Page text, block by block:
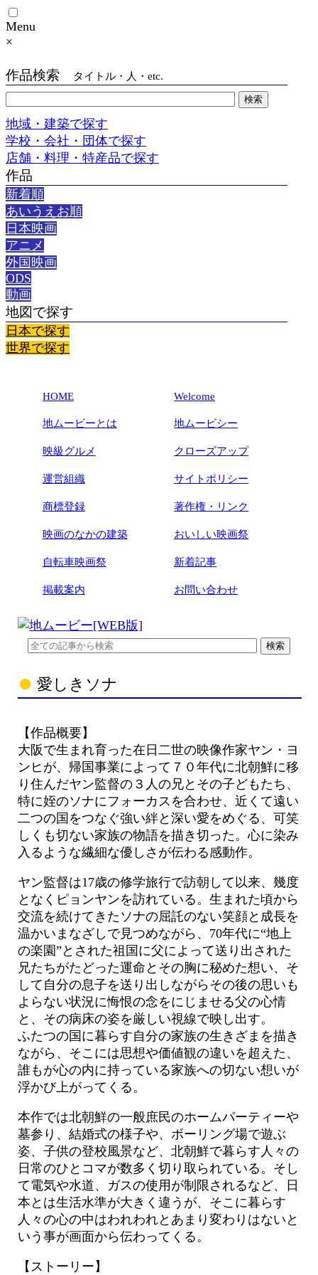
Menu
×
作品検索 タイトル・人・etc.
地域・建築で探す
学校・会社・団体で探す
店舗・料理・特産品で探す
作品
新着順
あいうえお順
日本映画
アニメ
外国映画
ODS
動画
地図で探す
日本で探す
世界で探す
HOME Welcome
地ムービーとは 地ムービシー
映級グルメ クローズアップ
運営組織 サイトポリシー
商標登録 著作権・リンク
映画のなかの建築 おいしい映画祭
自転車映画祭 新着記事
掲載案内 お問い合わせ
愛しきソナ
【作品概要】
大阪で生まれ育った在日二世の映像作家ヤン・ヨ
ンヒが、帰国事業によって７０年代に北朝鮮に移
り住んだヤン監督の３人の兄とその子どもたち、
特に姪のソナにフォーカスを合わせ、近くて遠い
二つの国をつなぐ強い絆と深い愛をめぐる、可笑
しくも切ない家族の物語を描き切った。心に染み
入るような繊細な優しさが伝わる感動作。
ヤン監督は17歳の修学旅行で訪朝して以来、幾度
となくピョンヤンを訪れている。生まれた頃から
交流を続けてきたソナの屈託のない笑顔と成長を
温かいまなざしで見つめながら、70年代に“地上
の楽園”とされた祖国に父によって送り出された
兄たちがたどった運命とその胸に秘めた想い、そ
して自分の息子を送り出しながらその後の思いも
よらない状況に悔恨の念をにじませる父の心情
と、その病床の姿を厳しい視線で映し出す。
ふたつの国に暮らす自分の家族の生きざまを描き
ながら、そこには思想や価値観の違いを超えた、
誰もが心の内に持っている家族への切ない想いが
浮かび上がってくる。
本作では北朝鮮の一般庶民のホームパーティーや
墓参り、結婚式の様子や、ボーリング場で遊ぶ
姿、子供の登校風景など、北朝鮮で暮らす人々の
日常のひとコマが数多く切り取られている。そし
て電気や水道、ガスの使用が制限されるなど、日
本とは生活水準が大きく違うが、そこに暮らす
人々の心の中はわれわれとあまり変わりはないと
いう事が画面から伝わってくる。
【ストーリー】